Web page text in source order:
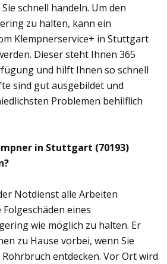
schnell handeln. Um den
zu halten, kann ein
Klempnerservice+ in Stuttgart
Dieser steht Ihnen 365
und hilft Ihnen so schnell
sind gut ausgebildet und
Problemen behilflich
in Stuttgart (70193)
Notdienst alle Arbeiten
eines
wie möglich zu halten. Er
zu Hause vorbei, wenn Sie
entdecken. Vor Ort wird